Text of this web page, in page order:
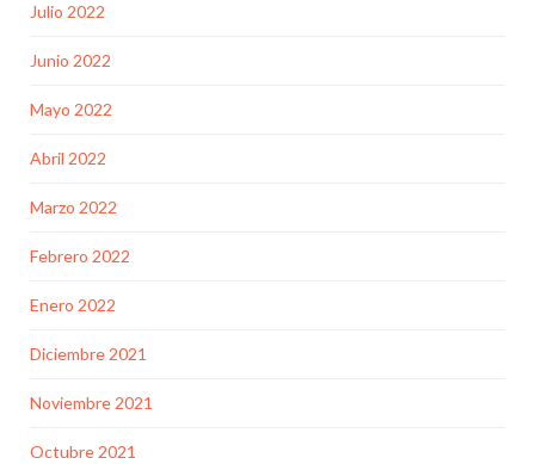
Julio 2022
Junio 2022
Mayo 2022
Abril 2022
Marzo 2022
Febrero 2022
Enero 2022
Diciembre 2021
Noviembre 2021
Octubre 2021